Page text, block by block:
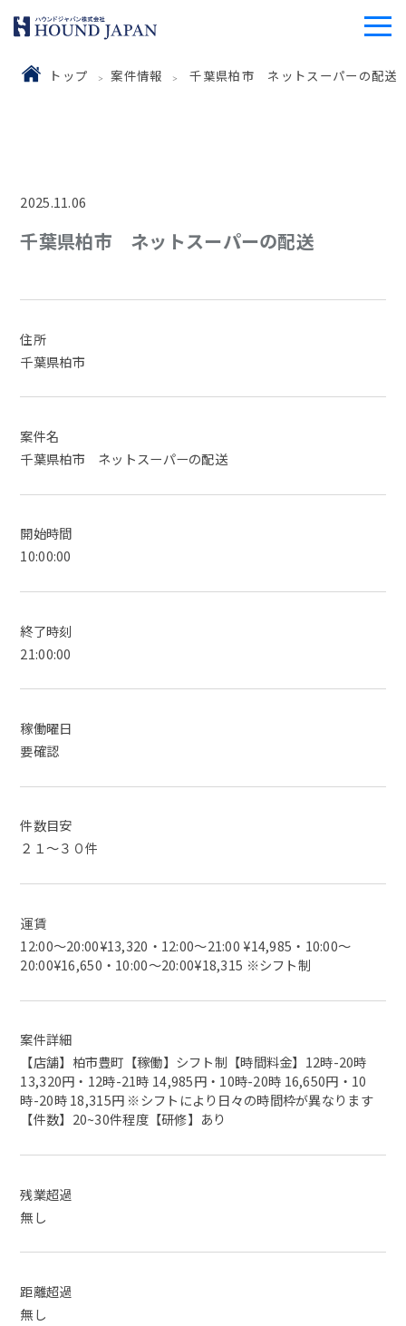
トップ 案件情報 千葉県柏市 ネットスーパーの配送
2025.11.06
千葉県柏市 ネットスーパーの配送
住所
千葉県柏市
案件名
千葉県柏市 ネットスーパーの配送
開始時間
10:00:00
終了時刻
21:00:00
稼働曜日
要確認
件数目安
２１～３０件
運賃
12:00～20:00¥13,320・12:00～21:00 ¥14,985・10:00～
20:00¥16,650・10:00～20:00¥18,315 ※シフト制
案件詳細
【店舗】柏市豊町【稼働】シフト制【時間料金】12時-20時
13,320円・12時-21時 14,985円・10時-20時 16,650円・10
時-20時 18,315円 ※シフトにより日々の時間枠が異なります
【件数】20~30件程度【研修】あり
残業超過
無し
距離超過
無し